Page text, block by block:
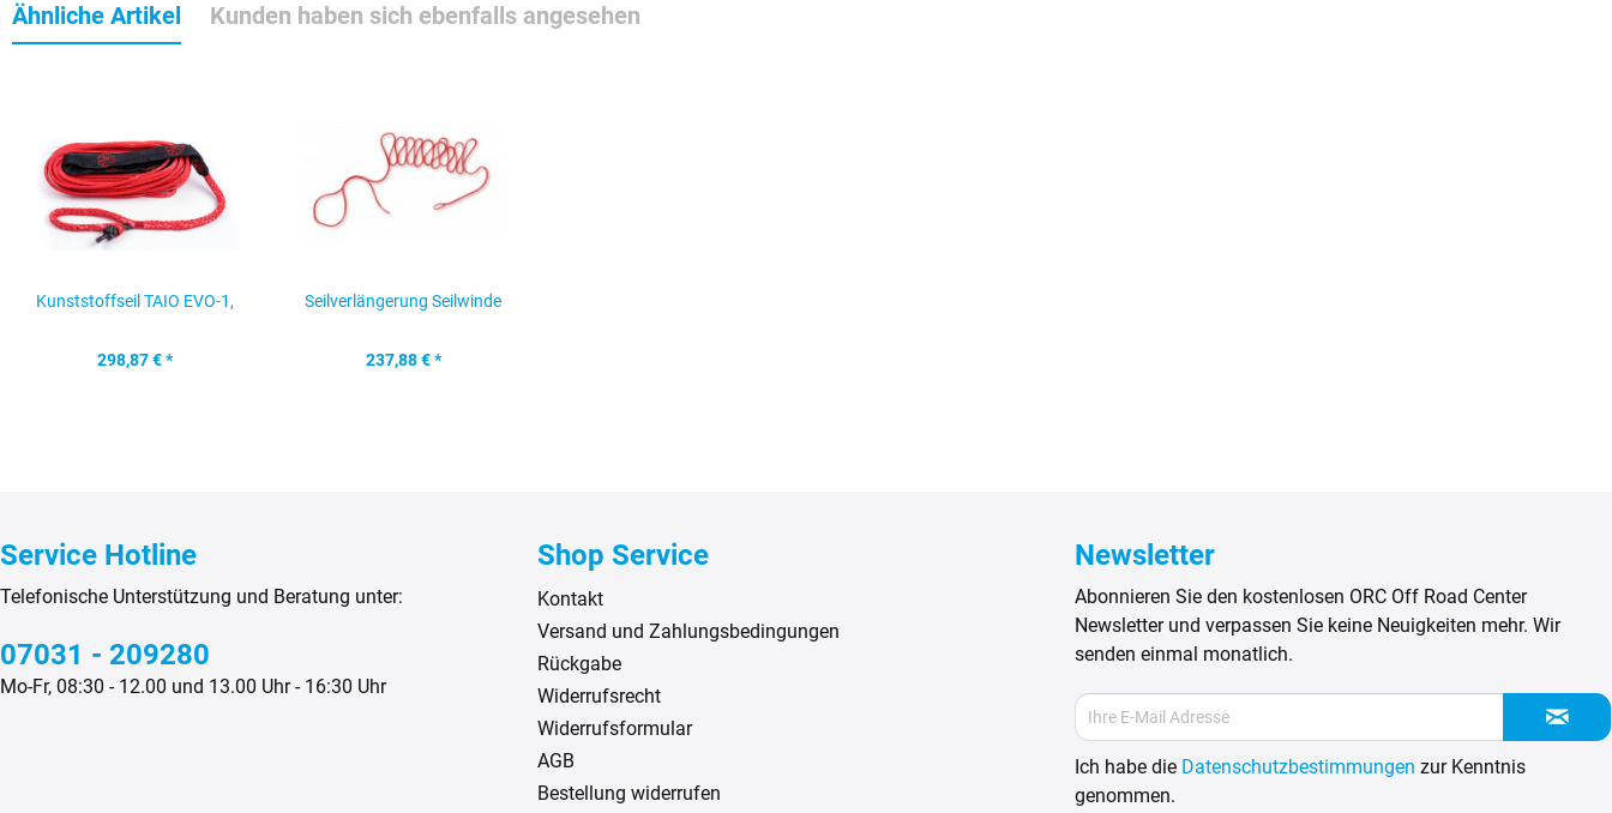
Ähnliche Artikel Kunden haben sich ebenfalls angesehen
Kunststoffseil TAIO EVO-1,
298,87 € *
Seilverlängerung Seilwinde
237,88 € *
Service Hotline
Telefonische Unterstützung und Beratung unter:
07031 - 209280
Mo-Fr, 08:30 - 12.00 und 13.00 Uhr - 16:30 Uhr
Shop Service
Kontakt
Versand und Zahlungsbedingungen
Rückgabe
Widerrufsrecht
Widerrufsformular
AGB
Bestellung widerrufen
Newsletter
Abonnieren Sie den kostenlosen ORC Off Road Center
Newsletter und verpassen Sie keine Neuigkeiten mehr. Wir
senden einmal monatlich.
Ich habe die Datenschutzbestimmungen zur Kenntnis
genommen.